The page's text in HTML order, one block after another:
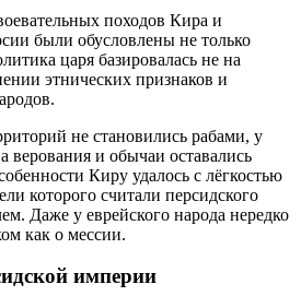
походов Кира и
были обусловлены не только
царя базировалась не на
этнических признаков и
не становились рабами, у
верования и обычаи оставались
Киру удалось с лёгкостью
которого считали персидского
Даже у еврейского народа нередко
как о мессии.
империи